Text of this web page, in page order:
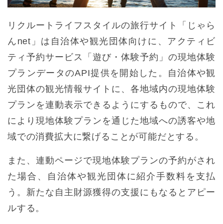
リクルートライフスタイルの旅行サイト「じゃら
んnet」は自治体や観光団体向けに、アクティビ
ティ予約サービス「遊び・体験予約」の現地体験
プランデータのAPI提供を開始した。自治体や観
光団体の観光情報サイトに、各地域内の現地体験
プランを連動表示できるようにするもので、これ
により現地体験プランを通じた地域への誘客や地
域での消費拡大に繋げることが可能だとする。
また、連動ページで現地体験プランの予約がされ
た場合、自治体や観光団体に紹介手数料を支払
う。新たな自主財源獲得の支援にもなるとアピー
ルする。